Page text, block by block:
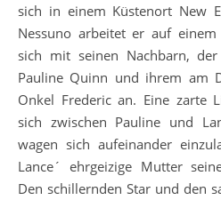
sich in einem Küstenort New
Nessuno arbeitet er auf
sich mit seinen Nachbarn,
Pauline Quinn und ihrem am
Onkel Frederic an. Eine zarte
sich zwischen Pauline und
wagen sich aufeinander
Lance´ ehrgeizige Mutter
Den schillernden Star und den